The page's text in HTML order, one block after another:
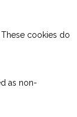
cookies do
as non-